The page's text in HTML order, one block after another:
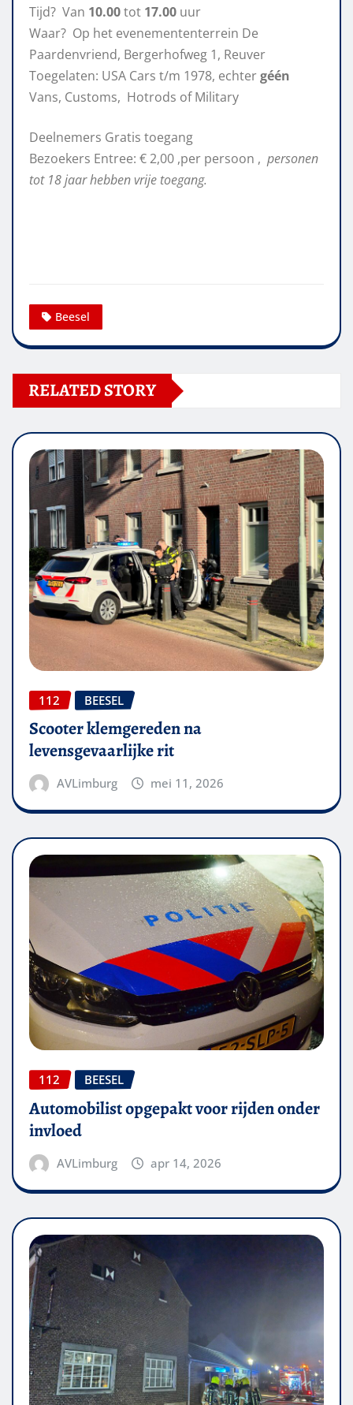
Tijd? Van 10.00tot 17.00 uur
Waar? Op het evenemententerrein De
Paardenvriend, Bergerhofweg 1, Reuver
Toegelaten: USA Cars t/m 1978, echtergéén
Vans, Customs, Hotrods of Military
Deelnemers Gratis toegang
Bezoekers Entree: € 2,00 ,per persoon , personen
tot 18 jaar hebben vrije toegang.
Beesel
RELATED STORY
112 BEESEL
Scooter klemgereden na
levensgevaarlijke rit
AVLimburg mei 11, 2026
112 BEESEL
Automobilist opgepakt voor rijden onder
invloed
AVLimburg apr 14, 2026